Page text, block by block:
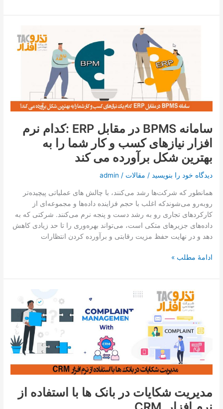
سامانه BPMS در مقابل ERP :کدام نرم
افزار نیازهای کسب و کار شما را به
بهترین شکل برآورده می کند
دیدگاه‌ خود را بنویسید / مقالات /
admin
همانطور که شرکت‌ها رشد می‌کنند، با چالش های عملیاتی پیچیده‌تر
روبه‌رو می‌شوندکه اغلب با حجم فزاینده داده‌ها و مجموعه‌ای از
کارکردهای تجاری رو به رشد دست و پنجه نرم می‌کنند. شرکتی که به
داده‌های جزیره­ای متکی است، می‌تواند بهره‌وری را تا حد زیادی کاهش
دهد و در نهایت حفظ مزیت رقابتی و برآورده کردن انتظارات
کسب
و
شما
را
بهترین
شکل
برآورده
می
کند
ادامۀ مطلب »
مدیریت شکایات در بانک ها با استفاده از
مدیریت
شکایات
بانک
استفاده
افزار
CRM